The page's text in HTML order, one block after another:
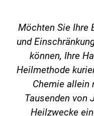
Möchten Sie Ihre
und
können, Ihre
Heilmethode
Chemie allein
Tausenden von
Heilzwecke